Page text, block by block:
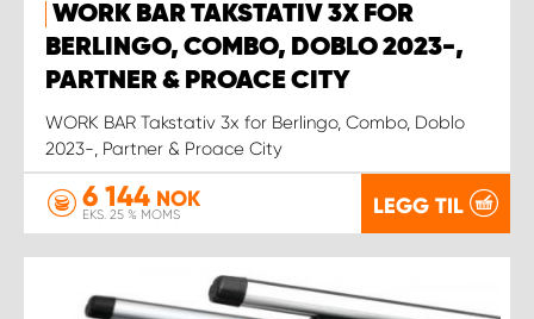
WORK BAR TAKSTATIV 3X FOR
BERLINGO, COMBO, DOBLO 2023-,
PARTNER & PROACE CITY
WORK BAR Takstativ 3x for Berlingo, Combo, Doblo
2023-, Partner & Proace City
6 144 NOK
EKS. 25 % MOMS LEGG TIL